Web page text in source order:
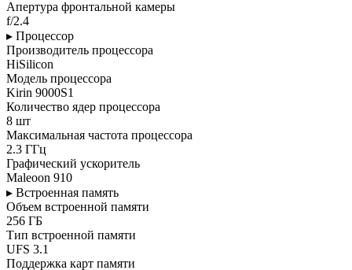
Апертура фронтальной камеры
f/2.4
▸ Процессор
Производитель процессора
HiSilicon
Модель процессора
Kirin 9000S1
Количество ядер процессора
8 шт
Максимальная частота процессора
2.3 ГГц
Графический ускоритель
Maleoon 910
▸ Встроенная память
Объем встроенной памяти
256 ГБ
Тип встроенной памяти
UFS 3.1
Поддержка карт памяти